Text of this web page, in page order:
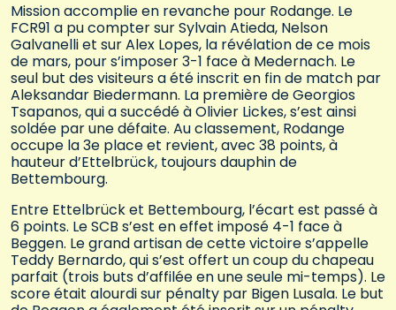
Mission accomplie en revanche pour Rodange. Le
FCR91 a pu compter sur Sylvain Atieda, Nelson
Galvanelli et sur Alex Lopes, la révélation de ce mois
de mars, pour s’imposer 3-1 face à Medernach. Le
seul but des visiteurs a été inscrit en fin de match par
Aleksandar Biedermann. La première de Georgios
Tsapanos, qui a succédé à Olivier Lickes, s’est ainsi
soldée par une défaite. Au classement, Rodange
occupe la 3e place et revient, avec 38 points, à
hauteur d’Ettelbrück, toujours dauphin de
Bettembourg.
Entre Ettelbrück et Bettembourg, l’écart est passé à
6 points. Le SCB s’est en effet imposé 4-1 face à
Beggen. Le grand artisan de cette victoire s’appelle
Teddy Bernardo, qui s’est offert un coup du chapeau
parfait (trois buts d’affilée en une seule mi-temps). Le
score était alourdi sur pénalty par Bigen Lusala. Le but